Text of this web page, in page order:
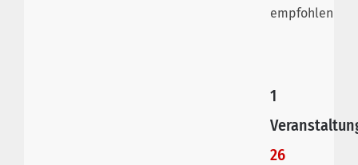
empfohlen
1
26